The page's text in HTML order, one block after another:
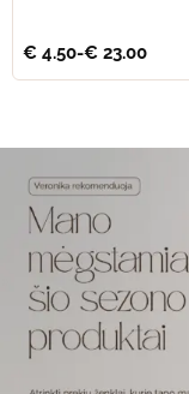
€ 4.50-€ 23.00